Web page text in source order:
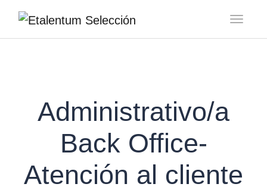
Administrativo/a
Back Office-
Atención al cliente